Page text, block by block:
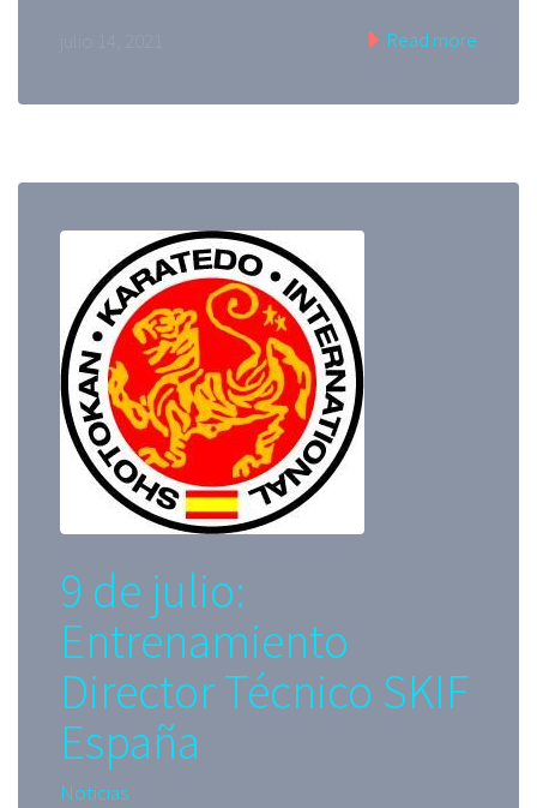
Read more
9 de julio:
Entrenamiento
Director Técnico SKIF
España
Noticias